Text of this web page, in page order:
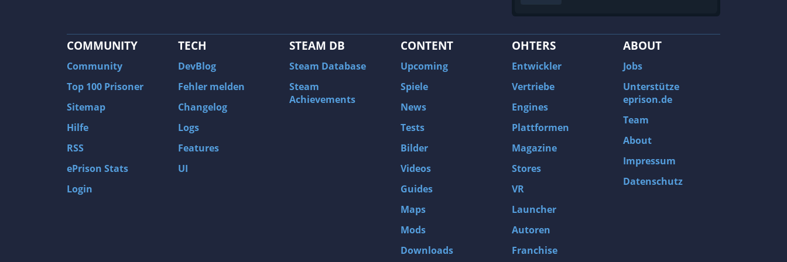
COMMUNITY
Community
Top 100 Prisoner
Sitemap
Hilfe
RSS
ePrison Stats
Login
TECH
DevBlog
Fehler melden
Changelog
Logs
Features
UI
STEAM DB
Steam Database
Steam
Achievements
CONTENT
Upcoming
Spiele
News
Tests
Bilder
Videos
Guides
Maps
Mods
Downloads
OHTERS
Entwickler
Vertriebe
Engines
Plattformen
Magazine
Stores
VR
Launcher
Autoren
Franchise
ABOUT
Jobs
Unterstütze
eprison.de
Team
About
Impressum
Datenschutz